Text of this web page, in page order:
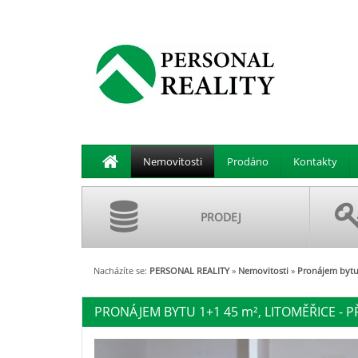
Nemovitosti Prodáno Kontakty
PRODEJ
Nacházíte se: PERSONAL REALITY » Nemovitosti » Pronájem
PRONÁJEM BYTU 1+1 45 m², LITOMĚŘICE -